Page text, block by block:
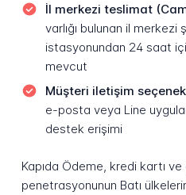
İl merkezi teslimat
varlığı bulunan il
istasyonundan 24 saat
mevcut
Müşteri iletişim
e-posta veya Line
destek erişimi
Kapıda Ödeme, kredi kartı
penetrasyonunun Batı